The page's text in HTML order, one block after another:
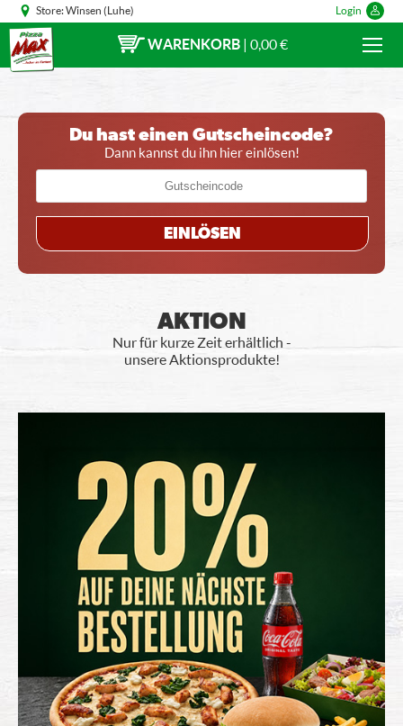
Store:Winsen (Luhe) Login
WARENKORB | 0,00 €
Du hast einen Gutscheincode?
Dann kannst du ihn hier einlösen!
EINLÖSEN
AKTION
Nur für kurze Zeit erhältlich -
unsere Aktionsprodukte!